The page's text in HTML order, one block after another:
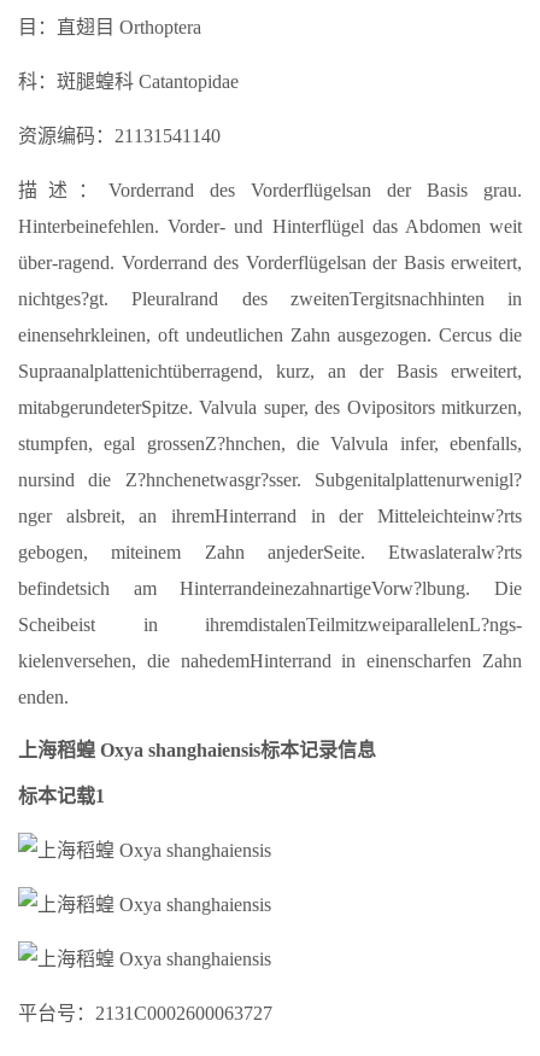
目：直翅目 Orthoptera
科：斑腿蝗科 Catantopidae
资源编码：21131541140
描述：Vorderrand des Vorderflügelsan der Basis grau.
Hinterbeinefehlen. Vorder- und Hinterflügel das Abdomen weit
über-ragend. Vorderrand des Vorderflügelsan der Basis erweitert,
nichtges?gt. Pleuralrand des zweitenTergitsnachhinten in
einensehrkleinen, oft undeutlichen Zahn ausgezogen. Cercus die
Supraanalplattenichtüberragend, kurz, an der Basis erweitert,
mitabgerundeterSpitze. Valvula super, des Ovipositors mitkurzen,
stumpfen, egal grossenZ?hnchen, die Valvula infer, ebenfalls,
nursind die Z?hnchenetwasgr?sser. Subgenitalplattenurwenigl?
nger alsbreit, an ihremHinterrand in der Mitteleichteinw?rts
gebogen, miteinem Zahn anjederSeite. Etwaslateralw?rts
befindetsich am HinterrandeinezahnartigeVorw?lbung. Die
Scheibeist in ihremdistalenTeilmitzweiparallelenL?ngs-
kielenversehen, die nahedemHinterrand in einenscharfen Zahn
enden.
上海稻蝗 Oxya shanghaiensis标本记录信息
标本记载1
平台号：2131C0002600063727